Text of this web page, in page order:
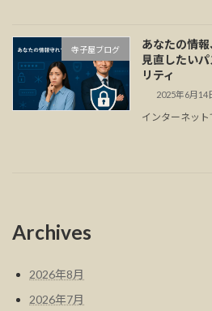
寺子屋ブログ
あなたの情
見直したい
リティ
2025年6月14
インターネッ
Archives
2026年8月
2026年7月